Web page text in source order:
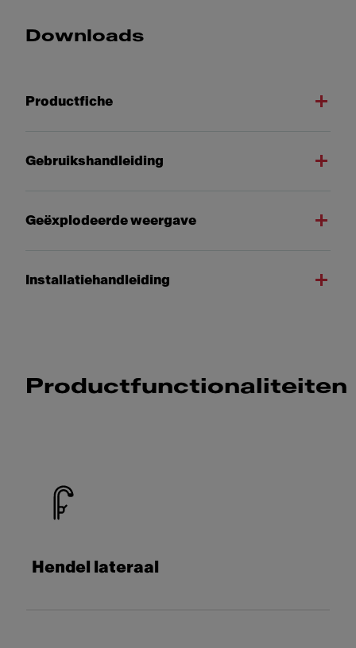
Downloads
Productfiche
Gebruikshandleiding
Geëxplodeerde weergave
Installatiehandleiding
Productfunctionaliteiten
Hendel lateraal